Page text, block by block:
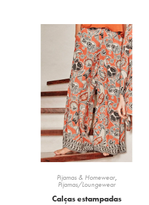
Pijamas & Homewear,
Pijamas/Loungewear
Calças estampadas